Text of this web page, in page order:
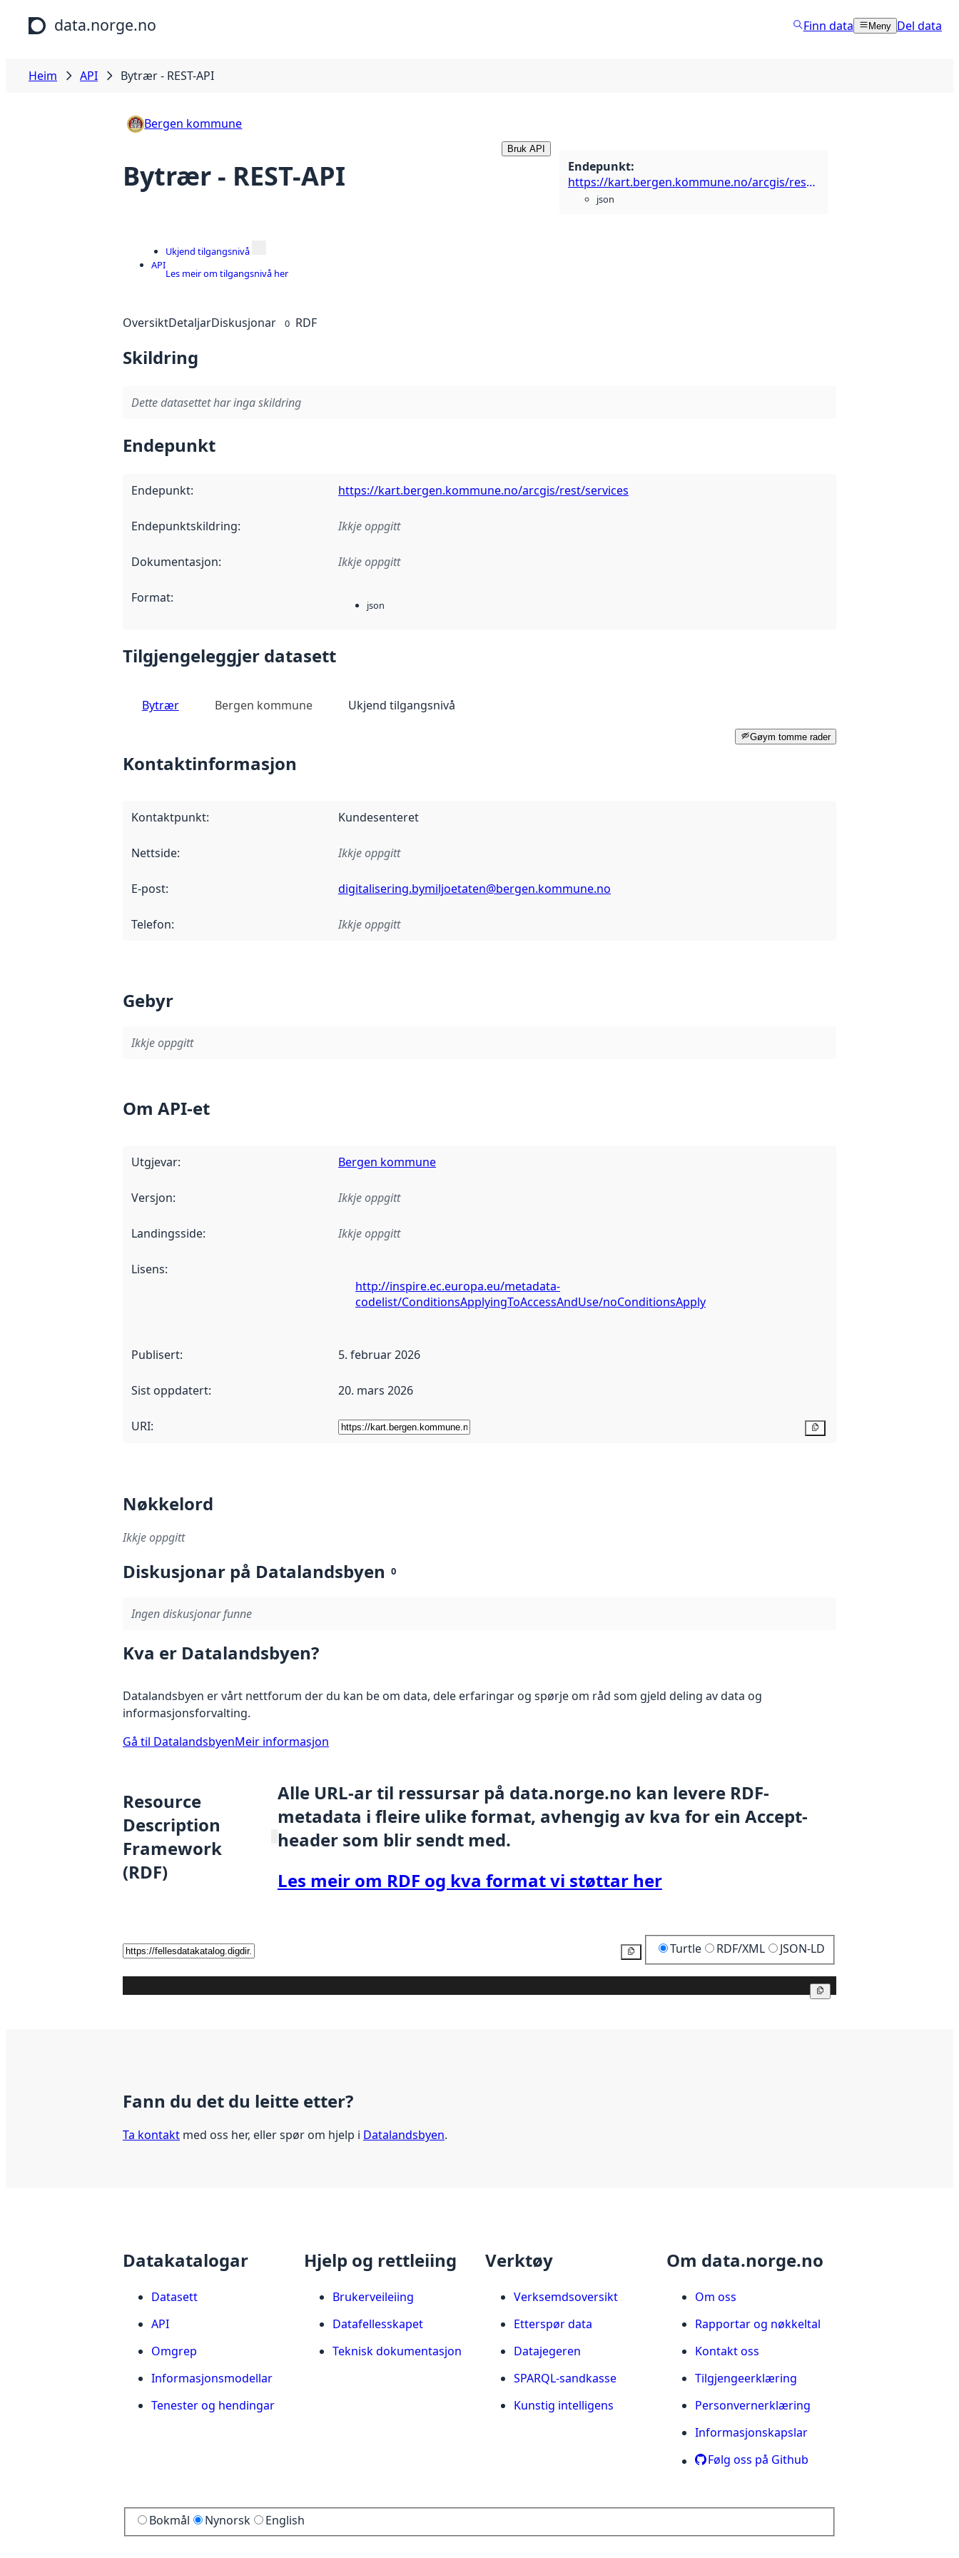
Hopp til hovudinnhald
data.norge.no Finn data Meny Del data
Heim API Bytrær - REST-API
Bergen kommune
Bytrær - REST-API
Bruk API
Endepunkt:
https://kart.bergen.kommune.no/arcgis/rest/services
json
API
Ukjend tilgangsnivå
Les meir om tilgangsnivå her
OversiktDetaljarDiskusjonar 0 RDF
Skildring
Dette datasettet har inga skildring
Endepunkt
Endepunkt: https://kart.bergen.kommune.no/arcgis/rest/services
Endepunktskildring: Ikkje oppgitt
Dokumentasjon: Ikkje oppgitt
Format: json
Tilgjengeleggjer datasett
Bytrær Bergen kommune Ukjend tilgangsnivå
Gøym tomme rader
Kontaktinformasjon
Kontaktpunkt: Kundesenteret
Nettside: Ikkje oppgitt
E-post: digitalisering.bymiljoetaten@bergen.kommune.no
Telefon: Ikkje oppgitt
Gebyr
Ikkje oppgitt
Om API-et
Utgjevar: Bergen kommune
Versjon: Ikkje oppgitt
Landingsside: Ikkje oppgitt
Lisens:
http://inspire.ec.europa.eu/metadata-
codelist/ConditionsApplyingToAccessAndUse/noConditionsApply
Publisert: 5. februar 2026
Sist oppdatert: 20. mars 2026
URI:
Nøkkelord
Ikkje oppgitt
Diskusjonar på Datalandsbyen 0
Ingen diskusjonar funne
Kva er Datalandsbyen?
Datalandsbyen er vårt nettforum der du kan be om data, dele erfaringar og spørje om råd som gjeld deling av data og
informasjonsforvalting.
Gå til DatalandsbyenMeir informasjon
Resource
Description
Framework
(RDF)
Alle URL-ar til ressursar på data.norge.no kan levere RDF-
metadata i fleire ulike format, avhengig av kva for ein Accept-
header som blir sendt med.
Les meir om RDF og kva format vi støttar her
Kopier Turtle RDF/XML JSON-LD
Fann du det du leitte etter?
Ta kontakt med oss her, eller spør om hjelp i Datalandsbyen.
Datakatalogar
Datasett
API
Omgrep
Informasjonsmodellar
Tenester og hendingar
Hjelp og rettleiing
Brukerveileiing
Datafellesskapet
Teknisk dokumentasjon
Verktøy
Verksemdsoversikt
Etterspør data
Datajegeren
SPARQL-sandkasse
Kunstig intelligens
Om data.norge.no
Om oss
Rapportar og nøkkeltal
Kontakt oss
Tilgjengeerklæring
Personvernerklæring
Informasjonskapslar
Følg oss på Github
Bokmål Nynorsk English